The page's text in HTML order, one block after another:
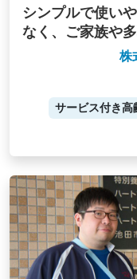
シンプルで使い
なく、ご家族や
株
サービス付き高